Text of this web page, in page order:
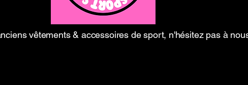
vêtements & accessoires de sport, n'hésitez pas à